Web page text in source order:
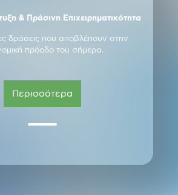
& Πράσινη Επιχειρηματικότητα
δράσεις που αποβλέπουν στην
πρόοδο του σήμερα.
Περισσότερα